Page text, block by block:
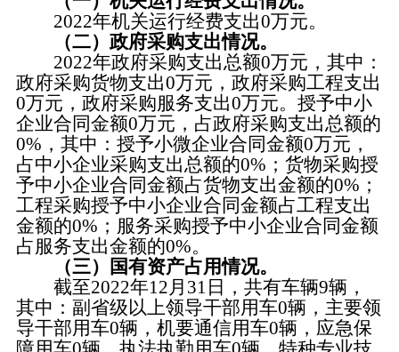
2022年机关运行经费支出0万元。
（二）政府采购支出情况。
2022年政府采购支出总额0万元，其中：
政府采购货物支出0万元，政府采购工程支出
0万元，政府采购服务支出0万元。授予中小
企业合同金额0万元，占政府采购支出总额的
0%，其中：授予小微企业合同金额0万元，
占中小企业采购支出总额的0%；货物采购授
予中小企业合同金额占货物支出金额的0%；
工程采购授予中小企业合同金额占工程支出
金额的0%；服务采购授予中小企业合同金额
占服务支出金额的0%。
（三）国有资产占用情况。
截至2022年12月31日，共有车辆9辆，
其中：副省级以上领导干部用车0辆，主要领
导干部用车0辆，机要通信用车0辆，应急保